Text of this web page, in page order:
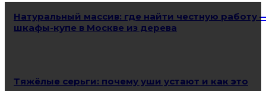
Натуральный массив: где найти честную работу
шкафы-купе в Москве из дерева
Тяжёлые серьги: почему уши устают и как это